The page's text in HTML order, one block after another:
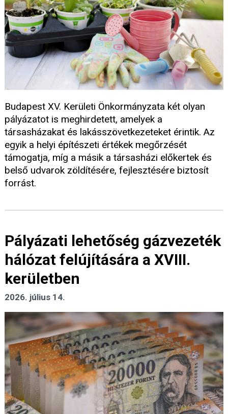
Budapest XV. Kerületi Önkormányzata két olyan
pályázatot is meghirdetett, amelyek a
társasházakat és lakásszövetkezeteket érintik. Az
egyik a helyi építészeti értékek megőrzését
támogatja, míg a másik a társasházi előkertek és
belső udvarok zöldítésére, fejlesztésére biztosít
forrást.
Pályázati lehetőség gázvezeték
hálózat felújítására a XVIII.
kerületben
2026. július 14.